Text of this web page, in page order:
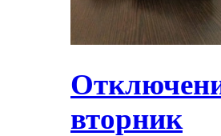
вторник